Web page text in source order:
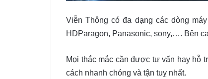
Viễn Thông có đa dạng các dòng
HDParagon, Panasonic, sony,…. Bên
Mọi thắc mắc cần được tư vấn hay hỗ
cách nhanh chóng và tận tuỵ nhất.